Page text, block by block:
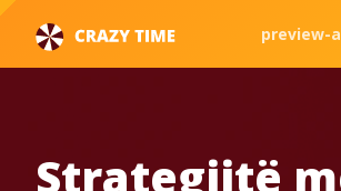
preview-
Strategjitë